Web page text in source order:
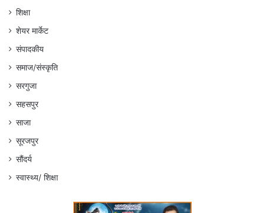
शिक्षा
शेयर मार्केट
संपादकीय
समाज/संस्कृति
सरगुजा
सहसपुर
साजा
सूरजपुर
सौंदर्य
स्वास्थ्य/ शिक्षा